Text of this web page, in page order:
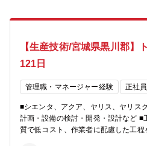
【生産技術/宮城県黒川郡】
121日
管理職・マネージャー経験 正社員
■シエンタ、アクア、ヤリス、ヤリス
計画・設備の検討・開発・設計など ■
質で低コスト、作業者に配慮した工